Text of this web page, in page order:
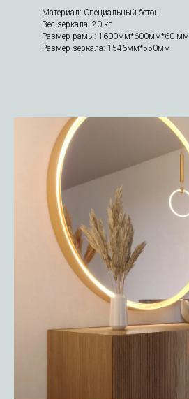
Материал: Специальный бетон
Вес зеркала: 20 кг
Размер рамы: 1600мм*600мм*60 мм
Размер зеркала: 1546мм*550мм